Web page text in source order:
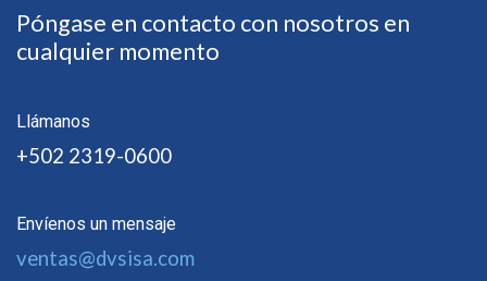
Póngase en contacto con nosotros en
cualquier momento
Llámanos
+502 2319-0600
Envíenos un mensaje
ventas@dvsisa.com